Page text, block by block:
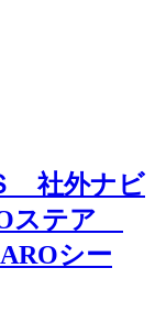
社外ナビ
ステア
シー